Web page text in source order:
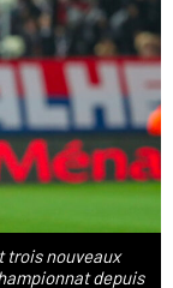
trois nouveaux
depuis